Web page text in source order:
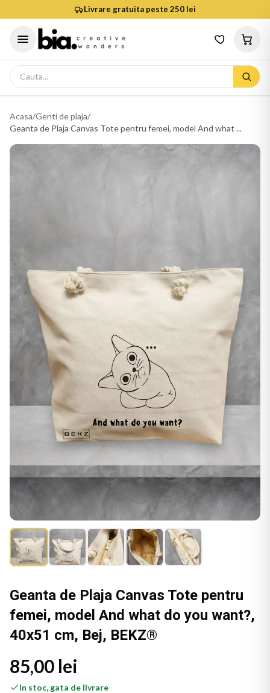
Livrare gratuita peste 250 lei
Acasa/Genti de plaja/
Geanta de Plaja Canvas Tote pentru femei, model And what ...
Geanta de Plaja Canvas Tote pentru
femei, model And what do you want?,
40x51 cm, Bej, BEKZ®
85,00 lei
In stoc, gata de livrare